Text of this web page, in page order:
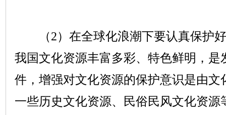
（2）在全球化浪潮下要认真保护
我国文化资源丰富多彩、特色鲜明，是
件，增强对文化资源的保护意识是由文
一些历史文化资源、民俗民风文化资源